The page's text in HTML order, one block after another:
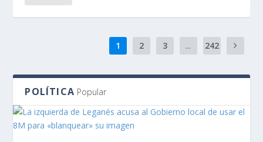
1 2 3 ... 242
POLÍTICA Popular